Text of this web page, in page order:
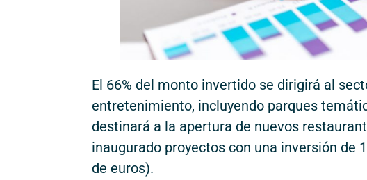
El 66% del monto invertido se dirigirá al
entretenimiento, incluyendo parques
destinará a la apertura de nuevos
inaugurado proyectos con una inversión de
de euros).